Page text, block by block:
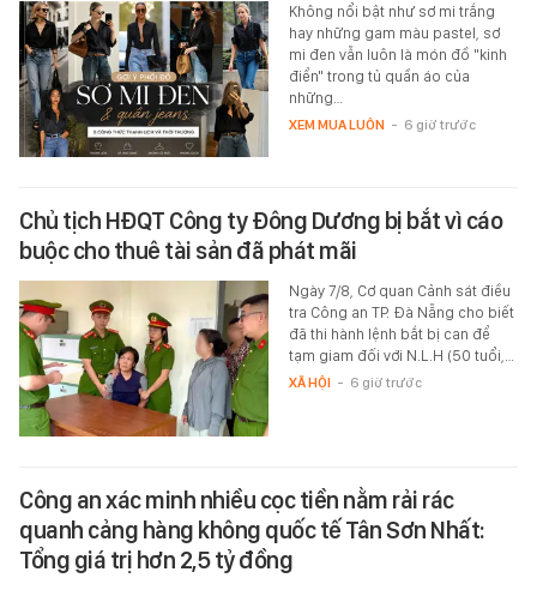
Không nổi bật như sơ mi trắng
hay những gam màu pastel, sơ
mi đen vẫn luôn là món đồ "kinh
điển" trong tủ quần áo của
những…
XEM MUA LUÔN - 6 giờ trước
Chủ tịch HĐQT Công ty Đông Dương bị bắt vì cáo
buộc cho thuê tài sản đã phát mãi
Ngày 7/8, Cơ quan Cảnh sát điều
tra Công an TP. Đà Nẵng cho biết
đã thi hành lệnh bắt bị can để
tạm giam đối với N.L.H (50 tuổi,…
XÃ HỘI - 6 giờ trước
Công an xác minh nhiều cọc tiền nằm rải rác
quanh cảng hàng không quốc tế Tân Sơn Nhất:
Tổng giá trị hơn 2,5 tỷ đồng